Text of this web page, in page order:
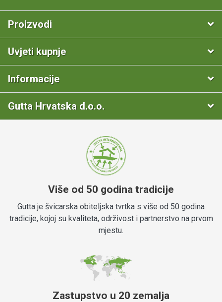
Proizvodi
Uvjeti kupnje
Informacije
Gutta Hrvatska d.o.o.
Više od 50 godina tradicije
Gutta je švicarska obiteljska tvrtka s više od 50 godina
tradicije, kojoj su kvaliteta, održivost i partnerstvo na prvom
mjestu.
Zastupstvo u 20 zemalja